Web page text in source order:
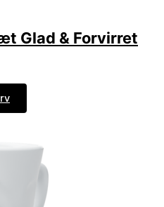
Glad & Forvirret